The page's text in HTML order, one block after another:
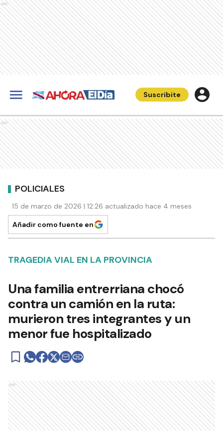
Ads
Suscribite
Ads
POLICIALES
15 de marzo de 2026 | 12:26 actualizado hace 4 meses
Añadir como fuente en
TRAGEDIA VIAL EN LA PROVINCIA
Una familia entrerriana chocó
contra un camión en la ruta:
murieron tres integrantes y un
menor fue hospitalizado
Ads